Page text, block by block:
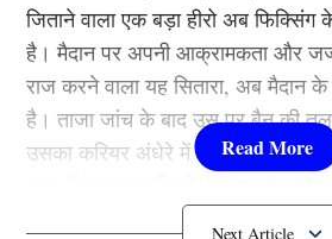
जिताने वाला एक बड़ा हीरो अब फिक्सिंग
है। मैदान पर अपनी आक्रामकता और
राज करने वाला यह सितारा, अब मैदान
है। ताजा जांच के बाद उस पर बैन की
उसका करियर अंधेरे में डूबता नजर आ